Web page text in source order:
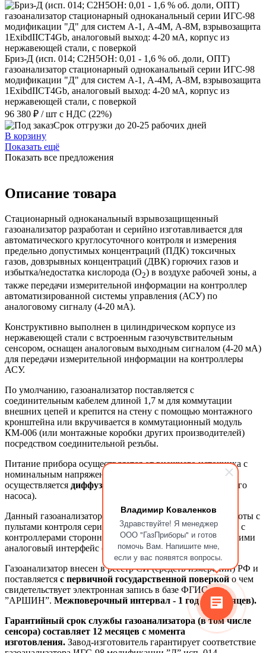
Владимир Коваленков
Здравствуйте! Я менеджер
ООО "ГазПриборы" и готов
помочь Вам. Напишите мне,
если у вас появятся вопросы.
Бриз-Д (исп. 014; C2H5ОН: 0,01 - 1,6 % об. доли, ОПТ)
газоанализатор стационарный одноканальный серии ИГС-98
модификации "Д" для систем А-1, А-4М, А-8М, взрывозащита
1ExibdIICT4Gb, аналоговый выход: 4-20 мА, корпус из
нержавеющей стали, с поверкой
96 380 ₽ / шт с НДС (22%)
Срок отгрузки до 20-25 рабочих дней
В корзину
Показать ещё
Показать все предложения
Описание товара
Стационарный одноканальный взрывозащищенный
газоанализатор разработан и серийно изготавливается для
автоматического круглосуточного контроля и измерения
предельно допустимых концентраций (ПДК) токсичных
газов, довзрывных концентраций (ДВК) горючих газов и
избытка/недостатка кислорода (O2) в воздухе рабочей зоны, а
также передачи измерительной информации на контроллер
автоматизированной системы управления (АСУ) по
аналоговому сигналу (4-20 мА).
Конструктивно выполнен в цилиндрическом корпусе из
нержавеющей стали с встроенным газочувствительным
сенсором, оснащен аналоговым выходным сигналом (4-20 мА)
для передачи измерительной информации на контроллеры
АСУ.
По умолчанию, газоанализатор поставляется с
соединительным кабелем длиной 1,7 м для коммутации
внешних цепей и крепится на стену с помощью монтажного
кронштейна или вкручивается в коммутационный модуль
КМ-006 (или монтажные коробки других производителей)
посредством соединительной резъбы.
Питание прибора осуществляется от внешнего источника с
номинальным напряжением 24В. Забор газовой пробы
осуществляется диффузионным методом
(без встроенного
насоса).
Данный газоанализатор применяется для совместной работы с
пультами контроля серии ИГС-98А-1,А-4М,А-8Мтак и с
контроллерами стороннего производства поддерживающими
аналоговый интерфейс (стандарт 4-20 мА).
Газоанализатор внесен в реестр СИ (средств измерений) РФ и
поставляется с первичной государственной поверкойо чем
свидетельствует электронная запись в базе ФГИС
”АРШИН”. Межповерочный интервал - 1 год (12 месяцев).
Гарантийный срок службы газоанализатора (в том числе
сенсора) составляет 12 месяцев с момента
изготовления. Завод-изготовитель гарантирует соответствие